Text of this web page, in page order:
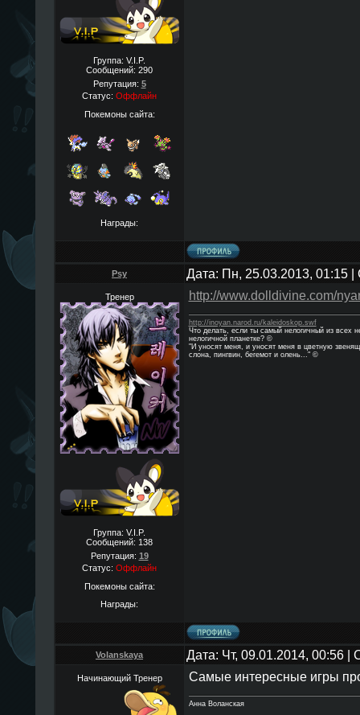
Группа: V.I.P.
Сообщений: 290
Репутация: 5
Статус: Оффлайн
Покемоны сайта:
Награды:
Psy Дата: Пн, 25.03.2013, 01:15
Тренер
Группа: V.I.P.
Сообщений: 138
Репутация: 19
Статус: Оффлайн
Покемоны сайта:
Награды:
http://www.dolldivine.com/
http://inoyan.narod.ru/kaleidoskop.swf
Что делать, если ты самый нелогичный из всех
нелогичной планетке? ©
"И уносят меня, и уносят меня в цветную
слона, пингвин, бегемот и олень..." ©
Volanskaya Дата: Чт, 09.01.2014, 00:56
Начинающий Тренер Самые интересные игры
Анна Воланская